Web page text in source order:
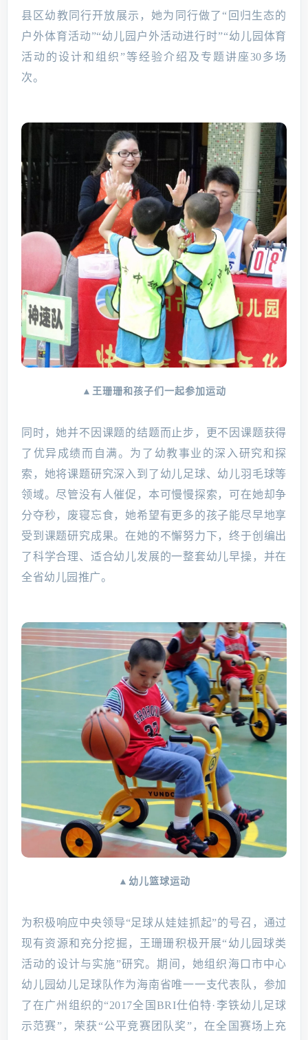
县区幼教同行开放展示，她为同行做了“回归生态的
户外体育活动”“幼儿园户外活动进行时”“幼儿园体育
活动的设计和组织”等经验介绍及专题讲座30多场
次。
▲王珊珊和孩子们一起参加运动
同时，她并不因课题的结题而止步，更不因课题获得
了优异成绩而自满。为了幼教事业的深入研究和探
索，她将课题研究深入到了幼儿足球、幼儿羽毛球等
领域。尽管没有人催促，本可慢慢探索，可在她却争
分夺秒，废寝忘食，她希望有更多的孩子能尽早地享
受到课题研究成果。在她的不懈努力下，终于创编出
了科学合理、适合幼儿发展的一整套幼儿早操，并在
全省幼儿园推广。
▲幼儿篮球运动
为积极响应中央领导“足球从娃娃抓起”的号召，通过
现有资源和充分挖掘，王珊珊积极开展“幼儿园球类
活动的设计与实施”研究。期间，她组织海口市中心
幼儿园幼儿足球队作为海南省唯一一支代表队，参加
了在广州组织的“2017全国BRI仕伯特·李铁幼儿足球
示范赛”，荣获“公平竞赛团队奖”，在全国赛场上充